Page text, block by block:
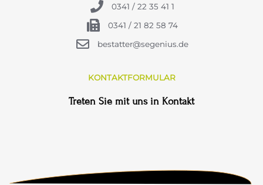
0341 / 22 35 41 1
0341 / 21 82 58 74
bestatter@segenius.de
KONTAKTFORMULAR
Treten Sie mit uns in Kontakt